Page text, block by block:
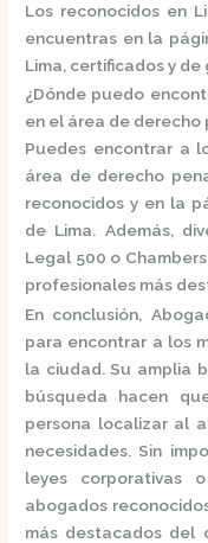
Los reconocidos en
encuentras en la
Lima, certificados y de
¿Dónde puedo
en el área de derecho
Puedes encontrar a
área de derecho
reconocidos y en la
de Lima. Además,
Legal 500 o
profesionales más
En conclusión,
para encontrar a los
la ciudad. Su amplia
búsqueda hacen
persona localizar al
necesidades. Sin
leyes corporativas
abogados
más destacados del